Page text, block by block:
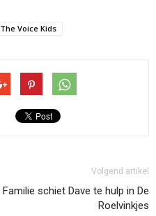
The Voice Kids
Volgend artikel
Familie schiet Dave te hulp in De
Roelvinkjes